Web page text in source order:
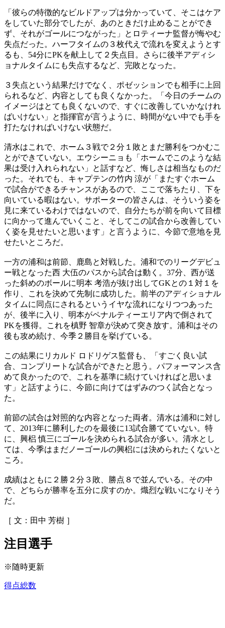
「彼らの特徴的なビルドアップは分かっていて、そこはケア
をしていた部分でしたが、あのときだけ止めることができ
ず、それがゴールにつながった」とロティーナ監督が悔やむ
失点だった。ハーフタイムの３枚代えで流れを変えようとす
るも、54分にPKを献上して２失点目。さらに後半アディシ
ョナルタイムにも失点するなど、完敗となった。
３失点という結果だけでなく、ポゼッションでも相手に上回
られるなど、内容としても良くなかった。「今日のチームの
イメージはとても良くないので、すぐに改善していかなけれ
ばいけない」と指揮官が言うように、時間がない中でも手を
打たなければいけない状態だ。
清水はこれで、ホーム３戦で２分１敗とまだ勝利をつかむこ
とができていない。エウシーニョも「ホームでこのような結
果は受け入れられない」と話すなど、悔しさは相当なものだ
った。それでも、キャプテンの竹内 涼が「またすぐホーム
で試合ができるチャンスがあるので、ここで落ちたり、下を
向いている暇はない。サポーターの皆さんは、そういう姿を
見に来ているわけではないので、自分たちが前を向いて目標
に向かって進んでいくこと、そしてこの試合から改善してい
く姿を見せたいと思います」と言うように、今節で意地を見
せたいところだ。
一方の浦和は前節、鹿島と対戦した。浦和でのリーグデビュ
ー戦となった西 大伍のパスから試合は動く。37分、西が送
った斜めのボールに明本 考浩が抜け出してGKとの１対１を
作り、これを決めて先制に成功した。前半のアディショナル
タイムに同点にされるというイヤな流れになりつつあった
が、後半に入り、明本がペナルティーエリア内で倒されて
PKを獲得。これを槙野 智章が決めて突き放す。浦和はその
後も攻め続け、今季２勝目を挙げている。
この結果にリカルド ロドリゲス監督も、「すごく良い試
合、コンプリートな試合ができたと思う。パフォーマンス含
めて良かったので、これを基準に続けていければと思いま
す」と話すように、今節に向けてはずみのつく試合となっ
た。
前節の試合は対照的な内容となった両者。清水は浦和に対し
て、2013年に勝利したのを最後に13試合勝てていない。特
に、興梠 慎三にゴールを決められる試合が多い。清水とし
ては、今季はまだノーゴールの興梠には決められたくないと
ころ。
成績はともに２勝２分３敗、勝点８で並んでいる。その中
で、どちらが勝率を五分に戻すのか。熾烈な戦いになりそう
だ。
［ 文：田中 芳樹 ］
注目選手
※随時更新
得点総数